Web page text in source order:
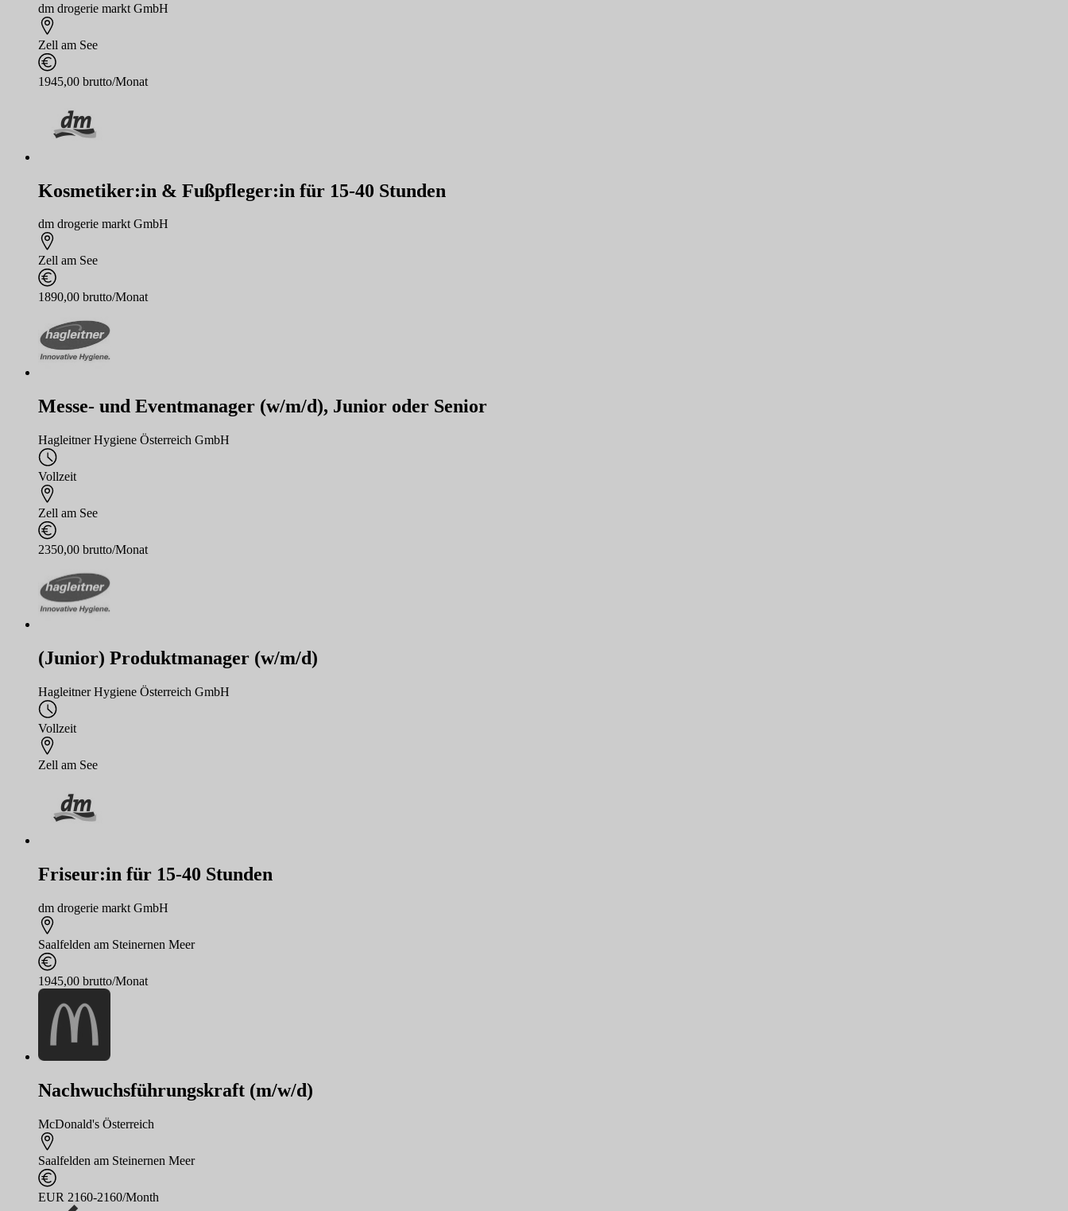
dm drogerie markt GmbH
Zell am See
1945,00 brutto/Monat
Kosmetiker:in & Fußpfleger:in für 15-40 Stunden
dm drogerie markt GmbH
Zell am See
1890,00 brutto/Monat
Messe- und Eventmanager (w/m/d), Junior oder Senior
Hagleitner Hygiene Österreich GmbH
Vollzeit
Zell am See
2350,00 brutto/Monat
(Junior) Produktmanager (w/m/d)
Hagleitner Hygiene Österreich GmbH
Vollzeit
Zell am See
Friseur:in für 15-40 Stunden
dm drogerie markt GmbH
Saalfelden am Steinernen Meer
1945,00 brutto/Monat
Nachwuchsführungskraft (m/w/d)
McDonald's Österreich
Saalfelden am Steinernen Meer
EUR 2160-2160/Month